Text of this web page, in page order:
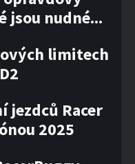
jsou nudné...
limitech
jezdců Racer
2025